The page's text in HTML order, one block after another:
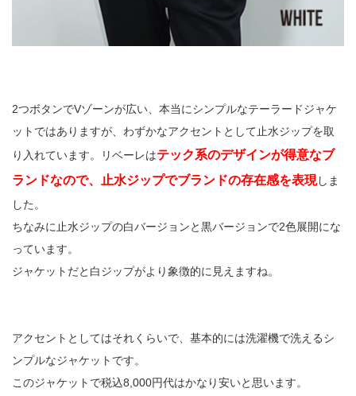
2つボタンでVゾーンが広い、本当にシンプルなテーラードジャケ
ットではありますが、わずかなアクセントとして止水ジップを取
り入れています。リベーレはテック系のデザインが得意なブ
ランドなので、止水ジップでブランドの存在感を表現しま
した。
ちなみに止水ジップの白バージョンと黒バージョンで2色展開にな
っています。
ジャケットだと白ジップがより象徴的に見えますね。
アクセントとしてはそれくらいで、基本的には洗濯機で洗えるシ
ンプルなジャケットです。
このジャケットで税込8,000円代はかなり安いと思います。